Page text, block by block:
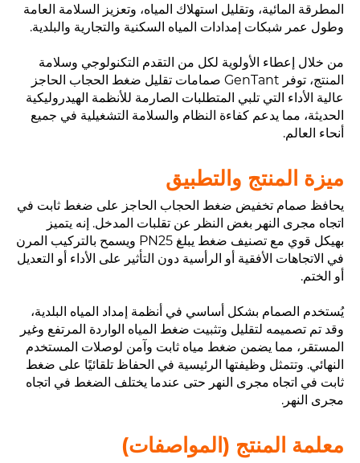
المطرقة المائية، وتقليل استهلاك المياه، وتعزيز السلامة العامة
وطول عمر شبكات إمدادات المياه السكنية والتجارية والبلدية.
من خلال إعطاء الأولوية لكل من التقدم التكنولوجي وسلامة
المنتج، توفر GenTant صمامات تقليل ضغط الحجاب الحاجز
عالية الأداء التي تلبي المتطلبات الصارمة للأنظمة الهيدروليكية
الحديثة، مما يدعم كفاءة النظام والسلامة التشغيلية في جميع
أنحاء العالم.
ميزة المنتج والتطبيق
يحافظ صمام تخفيض ضغط الحجاب الحاجز على ضغط ثابت في
اتجاه مجرى النهر بغض النظر عن تقلبات المدخل. إنه يتميز
بهيكل قوي مع تصنيف ضغط يبلغ PN25 ويسمح بالتركيب المرن
في الاتجاهات الأفقية أو الرأسية دون التأثير على الأداء أو التعديل
أو الختم.
يُستخدم الصمام بشكل أساسي في أنظمة إمداد المياه البلدية،
وقد تم تصميمه لتقليل وتثبيت ضغط المياه الواردة المرتفع وغير
المستقر، مما يضمن ضغط مياه ثابت وآمن لوصلات المستخدم
النهائي. وتتمثل وظيفتها الرئيسية في الحفاظ تلقائيًا على ضغط
ثابت في اتجاه مجرى النهر حتى عندما يختلف الضغط في اتجاه
مجرى النهر.
معلمة المنتج (المواصفات)